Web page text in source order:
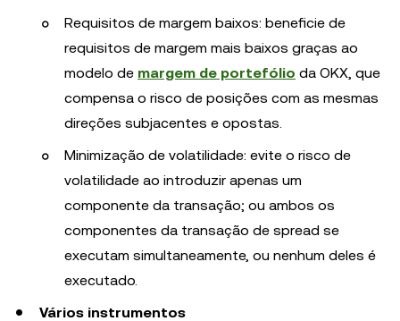
Requisitos de margem baixos: beneficie de
requisitos de margem mais baixos graças ao
modelo de margem de portefólio da OKX, que
compensa o risco de posições com as mesmas
direções subjacentes e opostas.
Minimização de volatilidade: evite o risco de
volatilidade ao introduzir apenas um
componente da transação; ou ambos os
componentes da transação de spread se
executam simultaneamente, ou nenhum deles é
executado.
Vários instrumentos